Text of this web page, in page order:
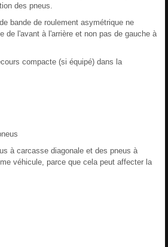
des pneus.
bande de roulement asymétrique ne
de l'avant à l'arrière et non pas de gauche à
compacte (si équipé) dans la
à carcasse diagonale et des pneus à
véhicule, parce que cela peut affecter la